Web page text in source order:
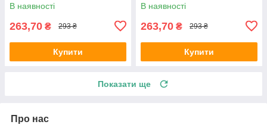
В наявності
263,70 ₴ 293 ₴
Купити
В наявності
263,70 ₴ 293 ₴
Купити
Показати ще
Про нас